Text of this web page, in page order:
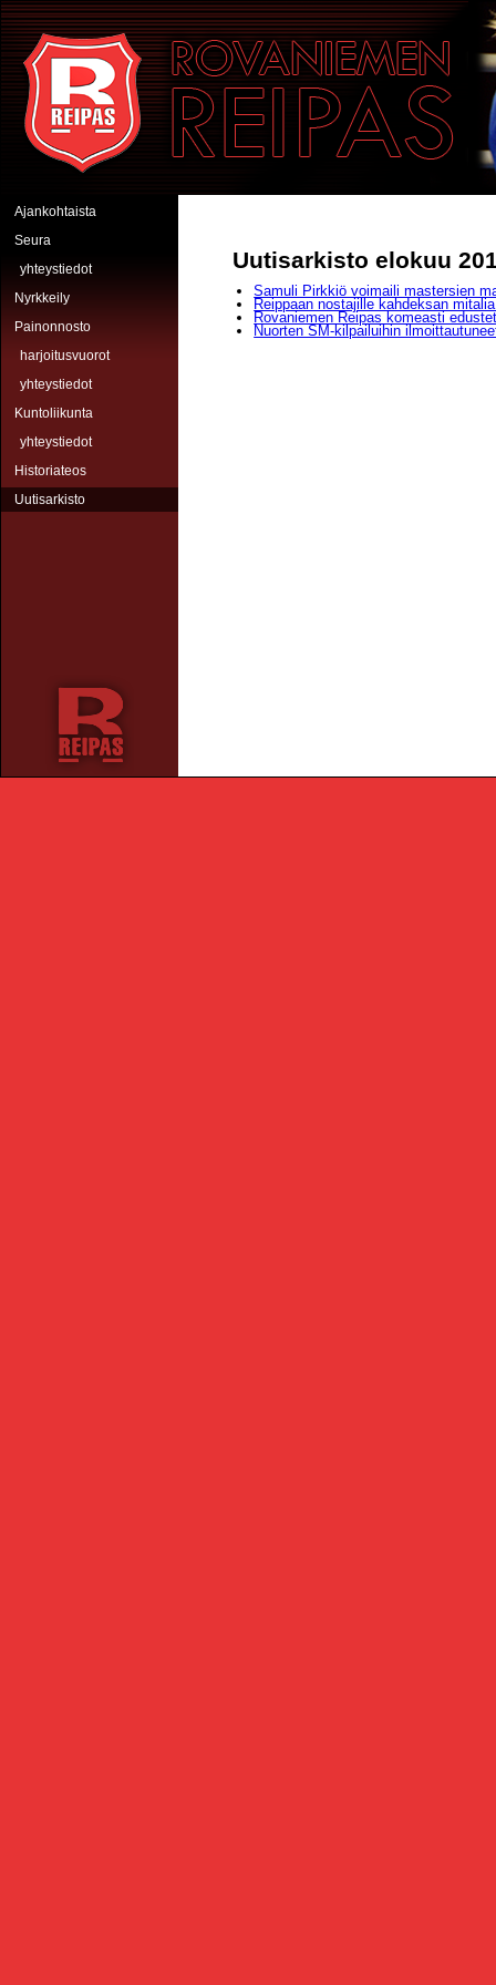
Hyppää pääsisältöön
Rovaniemen Reipas
Ajankohtaista
Seura
yhteystiedot
Nyrkkeily
Painonnosto
harjoitusvuorot
yhteystiedot
Kuntoliikunta
yhteystiedot
Historiateos
Uutisarkisto
Uutisarkisto elokuu
Samuli Pirkkiö voimaili mastersien
Reippaan nostajille kahdeksan
Rovaniemen Reipas komeasti
Nuorten SM-kilpailuihin